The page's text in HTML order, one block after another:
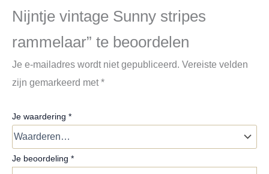
Nijntje vintage Sunny stripes
rammelaar” te beoordelen
Je e-mailadres wordt niet gepubliceerd. Vereiste velden
zijn gemarkeerd met*
Je waardering *
Je beoordeling *